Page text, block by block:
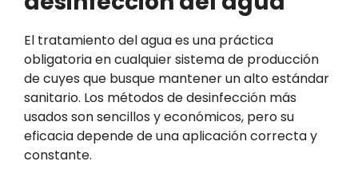
El tratamiento del agua es una práctica
obligatoria en cualquier sistema de producción
de cuyes que busque mantener un alto estándar
sanitario. Los métodos de desinfección más
usados son sencillos y económicos, pero su
eficacia depende de una aplicación correcta y
constante.